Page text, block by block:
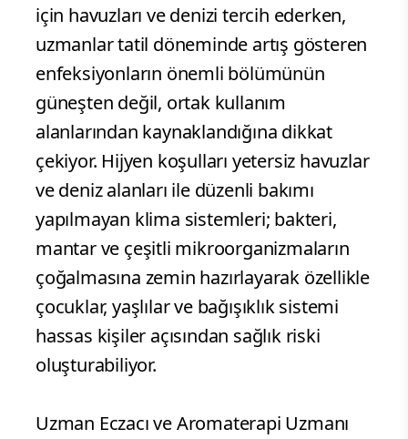
için havuzları ve denizi tercih ederken,
uzmanlar tatil döneminde artış gösteren
enfeksiyonların önemli bölümünün
güneşten değil, ortak kullanım
alanlarından kaynaklandığına dikkat
çekiyor. Hijyen koşulları yetersiz havuzlar
ve deniz alanları ile düzenli bakımı
yapılmayan klima sistemleri; bakteri,
mantar ve çeşitli mikroorganizmaların
çoğalmasına zemin hazırlayarak özellikle
çocuklar, yaşlılar ve bağışıklık sistemi
hassas kişiler açısından sağlık riski
oluşturabiliyor.
Uzman Eczacı ve Aromaterapi Uzmanı